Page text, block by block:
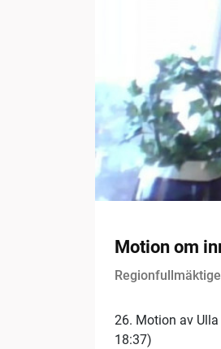
Motion om
26. Motion av
18:37)